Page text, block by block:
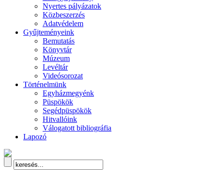
Nyertes pályázatok
Közbeszerzés
Adatvédelem
Gyűjteményeink
Bemutatás
Könyvtár
Múzeum
Levéltár
Videósorozat
Történelmünk
Egyházmegyénk
Püspökök
Segédpüspökök
Hitvallóink
Válogatott bibliográfia
Lapozó